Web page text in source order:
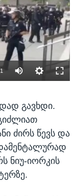
available
გავხდი.
ძირს წევს და
ნიუ-იორკის